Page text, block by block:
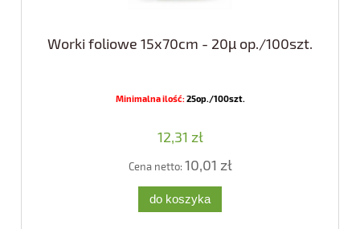
Worki foliowe 15x70cm - 20µ op./100szt.
Minimalna ilość:25op./100szt.
12,31 zł
Cena netto: 10,01 zł
do koszyka